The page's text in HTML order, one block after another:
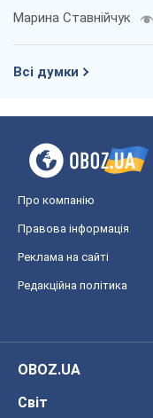
Марина Ставнійчук
Всі думки
Про компанію
Правова інформація
Реклама на сайті
Редакційна політика
OBOZ.UA
Світ